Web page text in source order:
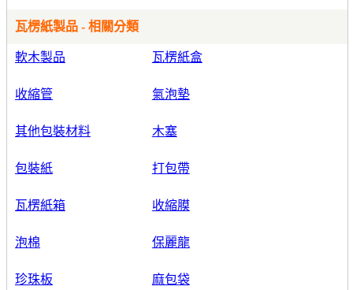
瓦楞紙製品 - 相關分類
軟木製品 瓦楞紙盒
收縮管 氣泡墊
其他包裝材料 木塞
包裝紙 打包帶
瓦楞紙箱 收縮膜
泡棉 保麗龍
珍珠板 麻包袋